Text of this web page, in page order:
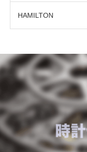
HAMILTON